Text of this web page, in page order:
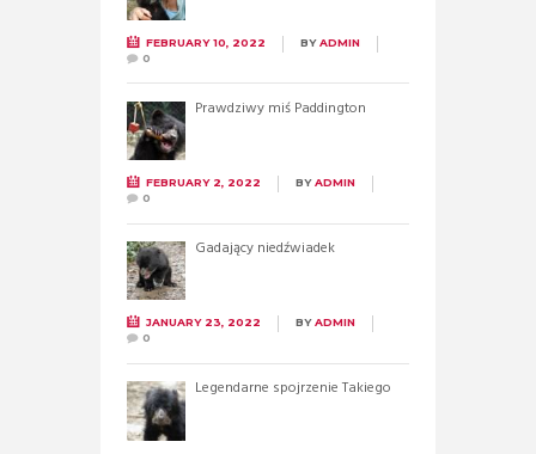
FEBRUARY 10, 2022 BYADMIN
0
Prawdziwy miś Paddington
FEBRUARY 2, 2022 BYADMIN
0
Gadający niedźwiadek
JANUARY 23, 2022 BYADMIN
0
Legendarne spojrzenie Takiego